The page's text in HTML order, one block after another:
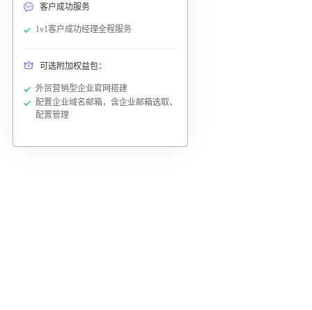
客户成功服务
1v1客户成功经理全程服务
可选附加权益包：
外贸营销型企业官网搭建
配置企业域名邮箱，含企业邮箱选取、
配置管理